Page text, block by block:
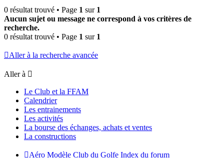
0 résultat trouvé • Page 1 sur 1
Aucun sujet ou message ne correspond à vos critères de
recherche.
0 résultat trouvé • Page 1 sur 1
Aller à la recherche avancée
Aller à
Le Club et la FFAM
Calendrier
Les entrainements
Les activités
La bourse des échanges, achats et ventes
La constructions
Aéro Modèle Club du Golfe Index du forum